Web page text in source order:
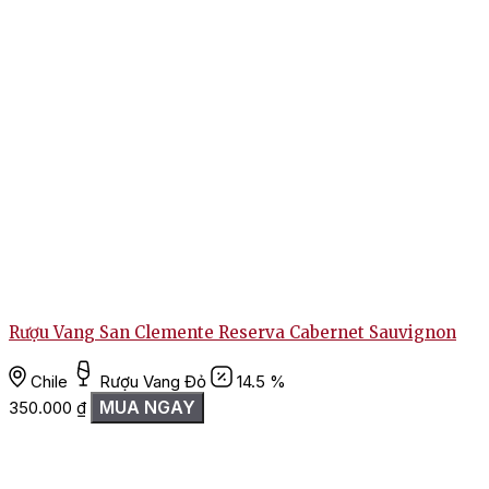
Rượu Vang San Clemente Reserva Cabernet Sauvignon
Chile Rượu Vang Đỏ
14.5 %
350.000 ₫ MUA NGAY